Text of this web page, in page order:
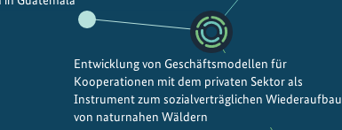
Entwicklung von Geschäftsmodellen für
Kooperationen mit dem privaten Sektor als
Instrument zum sozialverträglichen Wiederaufbau
von naturnahen Wäldern